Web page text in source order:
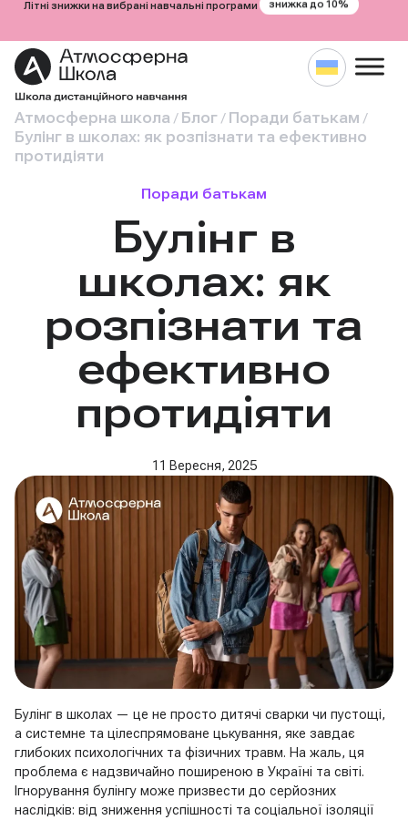
Літні знижки на вибрані навчальні програми знижка до 10%
Атмосферна школа / Блог / Поради батькам /
Булінг в школах: як розпізнати та ефективно
протидіяти
Поради батькам
Булінг в
школах: як
розпізнати та
ефективно
протидіяти
11 Вересня, 2025
Булінг в школах — це не просто дитячі сварки чи пустощі,
а системне та цілеспрямоване цькування, яке завдає
глибоких психологічних та фізичних травм. На жаль, ця
проблема є надзвичайно поширеною в Україні та світі.
Ігнорування булінгу може призвести до серйозних
наслідків: від зниження успішності та соціальної ізоляції